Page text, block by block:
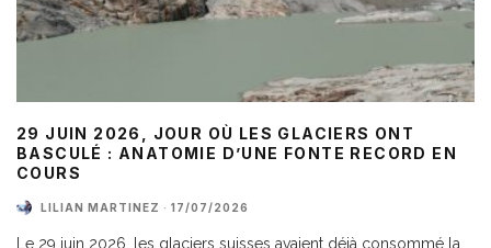
29 JUIN 2026, JOUR OÙ LES GLACIERS ONT
BASCULÉ : ANATOMIE D’UNE FONTE RECORD EN
COURS
LILIAN MARTINEZ · 17/07/2026
Le 29 juin 2026, les glaciers suisses avaient déjà consommé la